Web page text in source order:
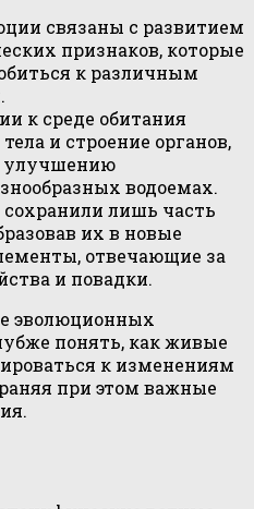
связаны с развитием
признаков, которые
к различным
к среде обитания
и строение органов,
улучшению
водоемах.
лишь часть
их в новые
отвечающие за
и повадки.
эволюционных
понять, как живые
к изменениям
при этом важные